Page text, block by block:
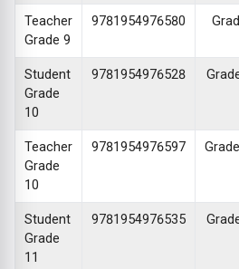
Teacher
Grade 9
9781954976580
Student
Grade
10
9781954976528
Teacher
Grade
10
9781954976597
Student
Grade
11
9781954976535